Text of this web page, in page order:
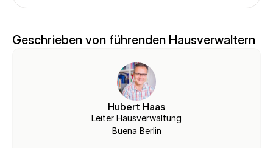
Geschrieben von führenden Hausverwaltern
Hubert Haas
Leiter Hausverwaltung
Buena Berlin